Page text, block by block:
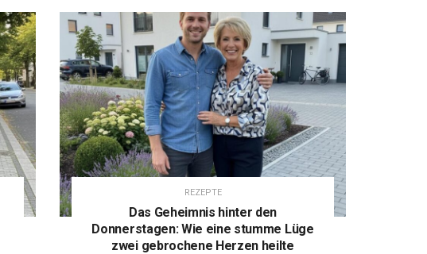
REZEPTE
Das Geheimnis hinter den
Donnerstagen: Wie eine stumme Lüge
zwei gebrochene Herzen heilte